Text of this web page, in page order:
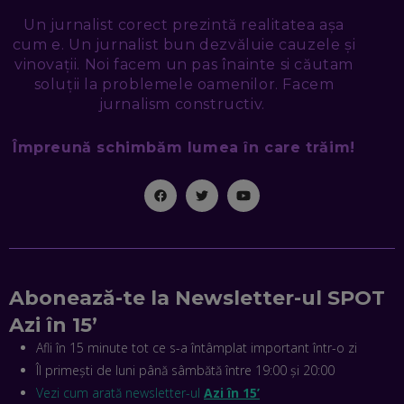
SEAMA CĂ CINEVA ÎNCEARCĂ SĂ TE MANIPULEZE, ONLINE.
CE-AM ÎNVĂȚAT DIN EPISODUL GEORGESCU
EP. 46
MIHAI CEPOI, JOBFUL: SCHIMBĂM MODUL ÎN CARE APLICI
ANTONIO ENACHE, SENSE4FIT: CUM TE AJUTĂ
TEHNOLOGIA SĂ FACI SPORT, SĂ FII MAI COMPETITIV ȘI SĂ
REVOLUȚIONA LIVRĂRILE RAPIDE, DIN ROMÂNIA PÂNĂ ÎN
EP. 43
MAI MEARGĂ PREA MULT CU MANȚOGĂRII! DACĂ NU NE
RESPECTĂM OBLIGAȚIILE EUROPENE, VOM AVEA
Un jurnalist corect prezintă realitatea așa
cum e. Un jurnalist bun dezvăluie cauzele și
vinovații. Noi facem un pas înainte si căutam
soluții la problemele oamenilor. Facem
jurnalism constructiv.
Împreună schimbăm lumea în care trăim!
Abonează-te la Newsletter-ul SPOT
Azi în 15’
Afli în 15 minute tot ce s-a întâmplat important într-o zi
Îl primești de luni până sâmbătă între 19:00 și 20:00
Vezi cum arată newsletter-ul Azi în 15’